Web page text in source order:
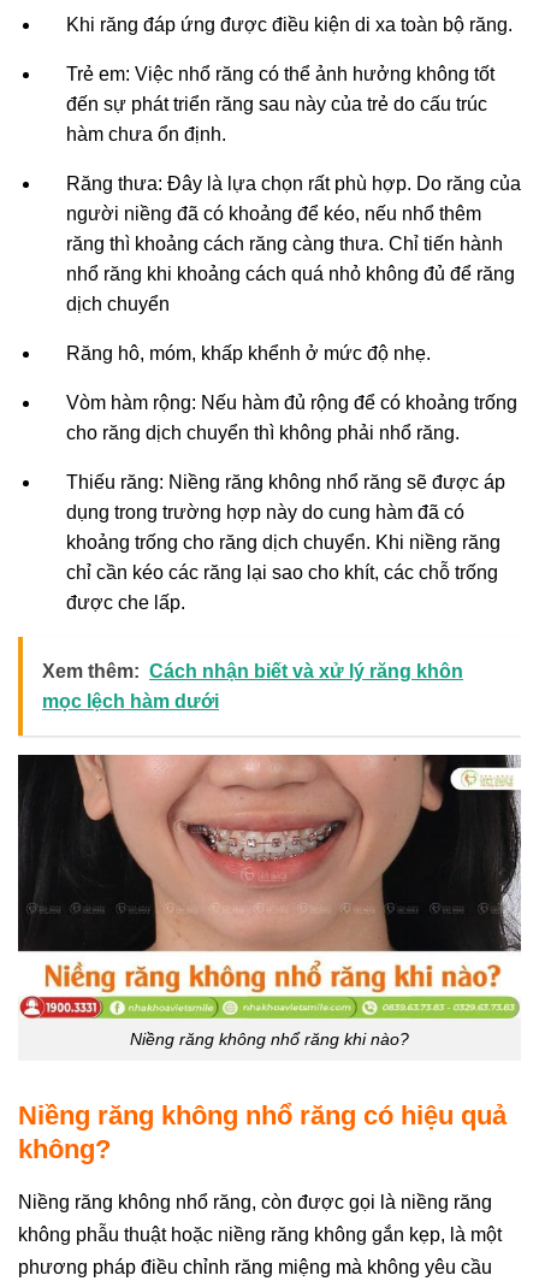
Khi răng đáp ứng được điều kiện di xa toàn bộ răng.
Trẻ em: Việc nhổ răng có thể ảnh hưởng không tốt
đến sự phát triển răng sau này của trẻ do cấu trúc
hàm chưa ổn định.
Răng thưa: Đây là lựa chọn rất phù hợp. Do răng của
người niềng đã có khoảng để kéo, nếu nhổ thêm
răng thì khoảng cách răng càng thưa. Chỉ tiến hành
nhổ răng khi khoảng cách quá nhỏ không đủ để răng
dịch chuyển
Răng hô, móm, khấp khểnh ở mức độ nhẹ.
Vòm hàm rộng: Nếu hàm đủ rộng để có khoảng trống
cho răng dịch chuyển thì không phải nhổ răng.
Thiếu răng: Niềng răng không nhổ răng sẽ được áp
dụng trong trường hợp này do cung hàm đã có
khoảng trống cho răng dịch chuyển. Khi niềng răng
chỉ cần kéo các răng lại sao cho khít, các chỗ trống
được che lấp.
Xem thêm: Cách nhận biết và xử lý răng khôn
mọc lệch hàm dưới
Niềng răng không nhổ răng khi nào?
Niềng răng không nhổ răng có hiệu quả
không?
Niềng răng không nhổ răng, còn được gọi là niềng răng
không phẫu thuật hoặc niềng răng không gắn kẹp, là một
phương pháp điều chỉnh răng miệng mà không yêu cầu